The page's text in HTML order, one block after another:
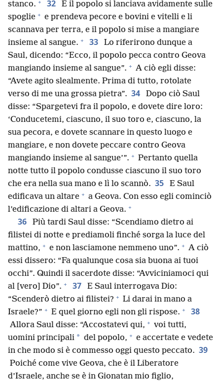
stanco. + 32
E il popolo si lanciava avidamente sulle
spoglie + e prendeva pecore e bovini e vitelli e li
scannava per terra, e il popolo si mise a mangiare
insieme al sangue. + 33
Lo riferirono dunque a
Saul, dicendo: “Ecco, il popolo pecca contro Geova
mangiando insieme al sangue”. + A ciò egli disse:
“Avete agito slealmente. Prima di tutto, rotolate
verso di me una grossa pietra”. 34
Dopo ciò Saul
disse: “Spargetevi fra il popolo, e dovete dire loro:
‘Conducetemi, ciascuno, il suo toro e, ciascuno, la
sua pecora, e dovete scannare in questo luogo e
mangiare, e non dovete peccare contro Geova
mangiando insieme al sangue’”. + Pertanto quella
notte tutto il popolo condusse ciascuno il suo toro
che era nella sua mano e lì lo scannò. 35
E Saul
edificava un altare + a Geova. Con esso egli cominciò
l’edificazione di altari a Geova. +
36
Più tardi Saul disse: “Scendiamo dietro ai
filistei di notte e prediamoli finché sorga la luce del
mattino, + e non lasciamone nemmeno uno”. + A ciò
essi dissero: “Fa qualunque cosa sia buona ai tuoi
occhi”. Quindi il sacerdote disse: “Avviciniamoci qui
al [vero] Dio”. + 37
E Saul interrogava Dio:
“Scenderò dietro ai filistei? + Li darai in mano a
Israele?” + E quel giorno egli non gli rispose. + 38
Allora Saul disse: “Accostatevi qui, + voi tutti,
uomini principali * del popolo, + e accertate e vedete
in che modo si è commesso oggi questo peccato. 39
Poiché come vive Geova, che è il Liberatore
d’Israele, anche se è in Gionatan mio figlio,